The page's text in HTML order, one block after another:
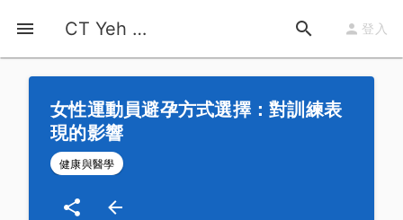
CT Yeh 公路車基地 登入
首頁 運動知識
女性運動員避孕方式選擇：對訓練表
現的影響
健康與醫學